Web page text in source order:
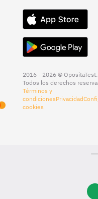
2016 - 2026 © OpositaTest.
Todos los derechos
Términos y
condicionesPrivacidad
cookies